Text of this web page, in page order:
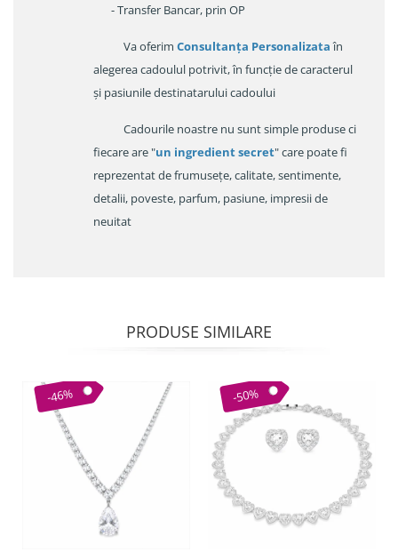
- Transfer Bancar, prin OP
Va oferim Consultanța Personalizataîn
alegerea cadoulul potrivit, în funcție de caracterul
și pasiunile destinatarului cadoului
Cadourile noastre nu sunt simple produse ci
fiecare are "un ingredient secret" care poate fi
reprezentat de frumusețe, calitate, sentimente,
detalii, poveste, parfum, pasiune, impresii de
neuitat
PRODUSE SIMILARE
-46% -50%